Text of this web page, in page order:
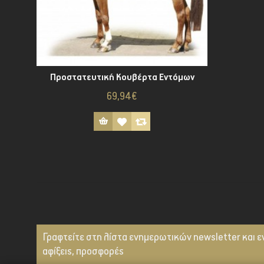
Προστατευτική Κουβέρτα Εντόμων
69,94€
Γραφτείτε στη λίστα ενημερωτικών newsletter και
αφίξεις, προσφορές